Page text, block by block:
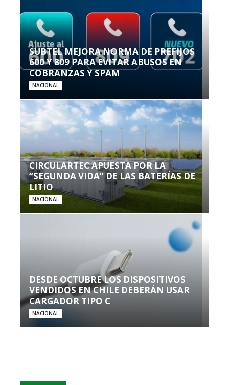
SUBTEL MEJORA NORMA DE PREFIJOS
600 Y 809 PARA EVITAR ABUSOS EN
COBRANZAS Y SPAM
NACIONAL
CIRCULARTEC APUESTA POR LA
“SEGUNDA VIDA” DE LAS BATERÍAS DE
LITIO
NACIONAL
DESDE OCTUBRE LOS DISPOSITIVOS
VENDIDOS EN CHILE DEBERÁN USAR
CARGADOR TIPO C
NACIONAL